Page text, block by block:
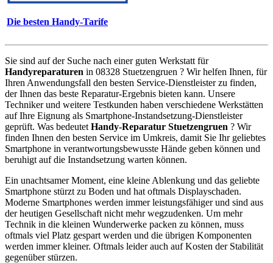
Die besten Handy-Tarife
Sie sind auf der Suche nach einer guten Werkstatt für
Handyreparaturen in 08328 Stuetzengruen ? Wir helfen Ihnen, für
Ihren Anwendungsfall den besten Service-Dienstleister zu finden,
der Ihnen das beste Reparatur-Ergebnis bieten kann. Unsere
Techniker und weitere Testkunden haben verschiedene Werkstätten
auf Ihre Eignung als Smartphone-Instandsetzung-Dienstleister
geprüft. Was bedeutet Handy-Reparatur Stuetzengruen ? Wir
finden Ihnen den besten Service im Umkreis, damit Sie Ihr geliebtes
Smartphone in verantwortungsbewusste Hände geben können und
beruhigt auf die Instandsetzung warten können.
Ein unachtsamer Moment, eine kleine Ablenkung und das geliebte
Smartphone stürzt zu Boden und hat oftmals Displayschaden.
Moderne Smartphones werden immer leistungsfähiger und sind aus
der heutigen Gesellschaft nicht mehr wegzudenken. Um mehr
Technik in die kleinen Wunderwerke packen zu können, muss
oftmals viel Platz gespart werden und die übrigen Komponenten
werden immer kleiner. Oftmals leider auch auf Kosten der Stabilität
gegenüber stürzen.